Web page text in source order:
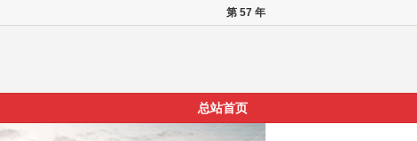
第 57 年
总站首页